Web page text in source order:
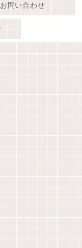
お問い合わせ